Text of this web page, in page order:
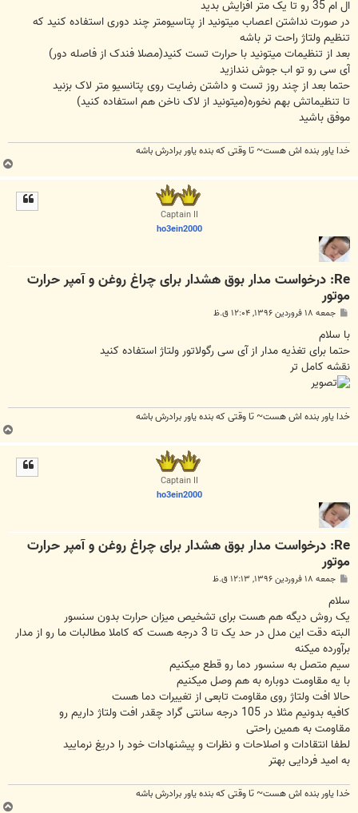
ال ام 35 رو تا یک متر افزایش بدید
در صورت نداشتن اعصاب میتونید از پتاسیومتر چند دوری استفاده کنید که
تنظیم ولتاژ راحت تر باشه
بعد از تنظیمات میتونید با حرارت تست کنید(مصلا فندک از فاصله دور)
آی سی رو تو اب جوش نندازید
حتما بعد از چند روز تست و داشتن رضایت روی پتانسیو متر لاک بزنید
تا تنظیماتش بهم نخوره(میتونید از لاک ناخن هم استفاده کنید)
موفق باشید
خدا یاور بنده اش هست~ تا وقتی که بنده یاور برادرش باشه
Captain II
ho3ein2000
Re: درخواست مدار بوق هشدار برای چراغ روغن و آمپر حرارت
موتور
ت
جمعه ۱۸ فروردین ۱۳۹۶, ۱۲:۰۴ ق.ظ
با سلام
حتما برای تغذیه مدار از آی سی رگولاتور ولتاژ استفاده کنید
نقشه کامل تر
خدا یاور بنده اش هست~ تا وقتی که بنده یاور برادرش باشه
Captain II
ho3ein2000
Re: درخواست مدار بوق هشدار برای چراغ روغن و آمپر حرارت
موتور
ت
جمعه ۱۸ فروردین ۱۳۹۶, ۱۲:۱۳ ق.ظ
سلام
یک روش دیگه هم هست برای تشخیص میزان حرارت بدون سنسور
البته دقت این مدل در حد یک تا 3 درجه هست که کاملا مطالبات ما رو از مدار
برآورده میکنه
سیم متصل به سنسور دما رو قطع میکنیم
با یه مقاومت دوباره به هم وصل میکنیم
حالا افت ولتاژ روی مقاومت تابعی از تغییرات دما هست
کافیه بدونیم مثلا در 105 درجه سانتی گراد چقدر افت ولتاژ داریم رو
مقاومت به همین راحتی
لطفا انتقادات و اصلاحات و نظرات و پیشنهادات خود را دریغ نرمایید
به امید فردایی بهتر
خدا یاور بنده اش هست~ تا وقتی که بنده یاور برادرش باشه